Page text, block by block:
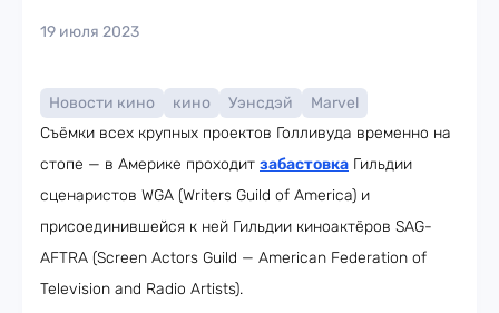
19 июля 2023
Новости кино кино Уэнсдэй
Marvel
Съёмки всех крупных проектов Голливуда временно на
стопе — в Америке проходит забастовка Гильдии
сценаристов WGA (Writers Guild of America) и
присоединившейся к ней Гильдии киноактёров SAG-
AFTRA (Screen Actors Guild — American Federation of
Television and Radio Artists).